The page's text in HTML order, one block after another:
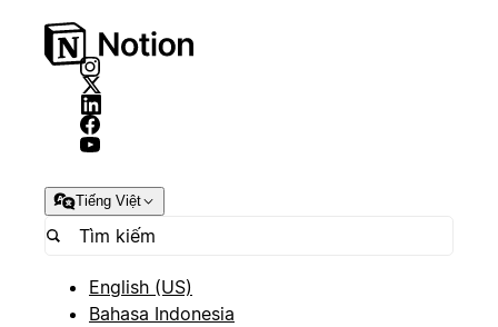
Tiếng Việt
English (US)
Bahasa Indonesia